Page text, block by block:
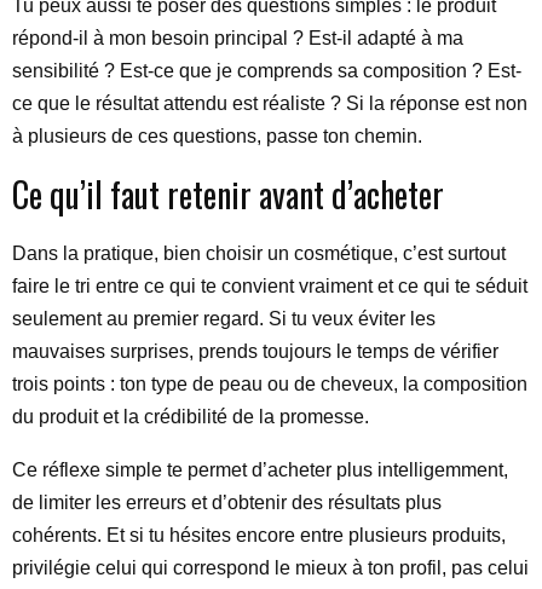
Tu peux aussi te poser des questions simples : le produit
répond-il à mon besoin principal ? Est-il adapté à ma
sensibilité ? Est-ce que je comprends sa composition ? Est-
ce que le résultat attendu est réaliste ? Si la réponse est non
à plusieurs de ces questions, passe ton chemin.
Ce qu’il faut retenir avant d’acheter
Dans la pratique, bien choisir un cosmétique, c’est surtout
faire le tri entre ce qui te convient vraiment et ce qui te séduit
seulement au premier regard. Si tu veux éviter les
mauvaises surprises, prends toujours le temps de vérifier
trois points : ton type de peau ou de cheveux, la composition
du produit et la crédibilité de la promesse.
Ce réflexe simple te permet d’acheter plus intelligemment,
de limiter les erreurs et d’obtenir des résultats plus
cohérents. Et si tu hésites encore entre plusieurs produits,
privilégie celui qui correspond le mieux à ton profil, pas celui